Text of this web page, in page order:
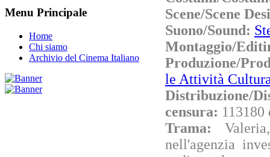
Menu Principale
Home
Chi siamo
Archivio del Cinema Italiano
Scene/Scene
Suono/Sound:
Montaggio/
Produzione/
le Attività
Distribuzione/
censura: 113180
Trama:
nell'agenzia